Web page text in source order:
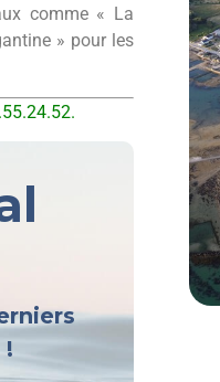
comme « La
» pour les
!